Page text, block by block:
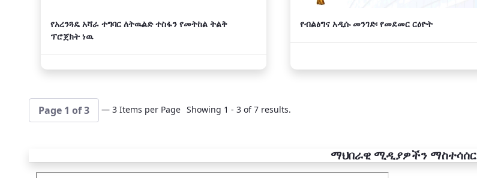
የአረንጓዴ አሻራ ተግባር ለትዉልድ ተስፋን የመትከል ትልቅ
ፕሮጀክት ነዉ
የብልፅግና አዲሱ መንገድ፡ የመደመር ርዕዮት
Page 1 of 3 — 3 Items per Page Showing 1 - 3 of 7 results.
ማህበራዊ ሚዲያዎችን ማስተሳሰር